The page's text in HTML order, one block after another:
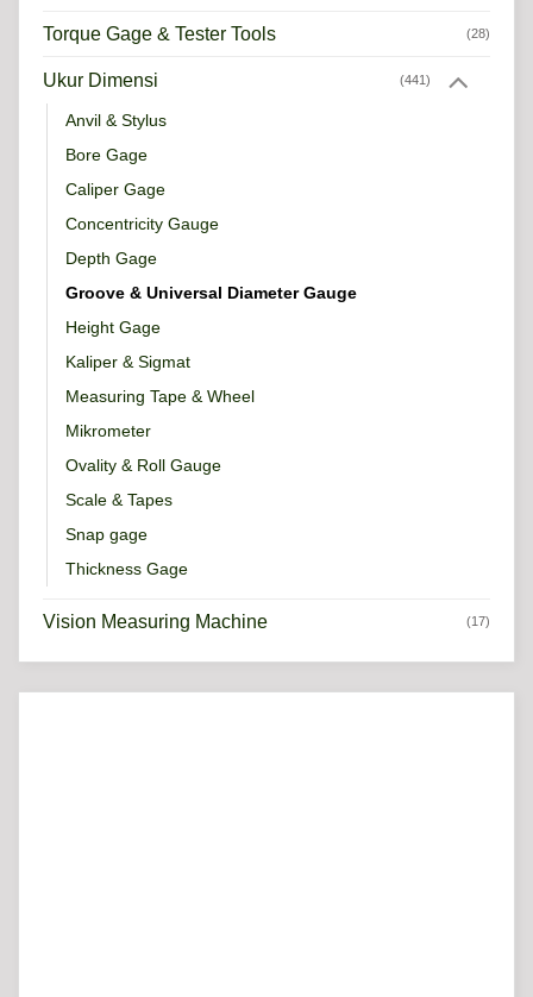
Torque Gage & Tester Tools (28)
Ukur Dimensi (441)
Anvil & Stylus
Bore Gage
Caliper Gage
Concentricity Gauge
Depth Gage
Groove & Universal Diameter Gauge
Height Gage
Kaliper & Sigmat
Measuring Tape & Wheel
Mikrometer
Ovality & Roll Gauge
Scale & Tapes
Snap gage
Thickness Gage
Vision Measuring Machine (17)